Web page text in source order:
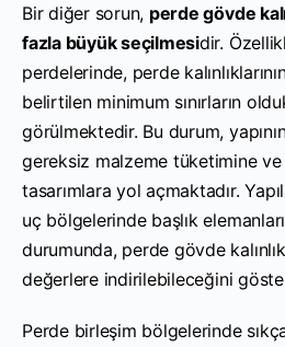
Bir diğer sorun, perde gövde
fazla büyük seçilmesidir.
perdelerinde, perde
belirtilen minimum sınırların
görülmektedir. Bu durum,
gereksiz malzeme tüketimine
tasarımlara yol açmaktadır.
uç bölgelerinde başlık
durumunda, perde gövde
değerlere indirilebileceğini
Perde birleşim bölgelerinde